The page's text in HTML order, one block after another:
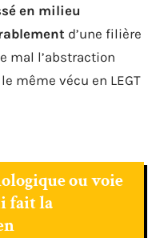
en milieu
d’une filière
mal l’abstraction
même vécu en LEGT
ou voie
fait la